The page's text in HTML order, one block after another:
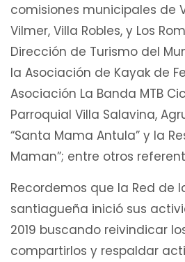
comisiones municipales de
Vilmer, Villa Robles, y Los
Dirección de Turismo del
la Asociación de Kayak de
Asociación La Banda MTB
Parroquial Villa Salavina,
“Santa Mama Antula” y la
Maman”; entre otros
Recordemos que la Red de
santiagueña inició sus
2019 buscando reivindicar
compartirlos y respaldar